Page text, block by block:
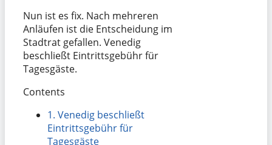
Nun ist es fix. Nach mehreren
Anläufen ist die Entscheidung im
Stadtrat gefallen. Venedig
beschließt Eintrittsgebühr für
Tagesgäste.
Contents
1. Venedig beschließt
Eintrittsgebühr für
Tagesgäste